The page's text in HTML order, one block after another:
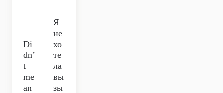
Di
dn’
t
me
an
Я
не
хо
те
ла
вы
зы